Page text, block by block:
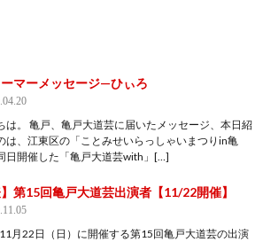
マーメッセージ—ひぃろ
は。 亀戸、亀戸大道芸に届いたメッセージ、本日紹
は、江東区の「ことみせいらっしゃいまつりin亀
日開催した「亀戸大道芸with」[…]
】第15回亀戸大道芸出演者【11/22開催】
月22日（日）に開催する第15回亀戸大道芸の出演